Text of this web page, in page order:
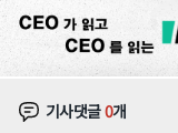
기사댓글0개